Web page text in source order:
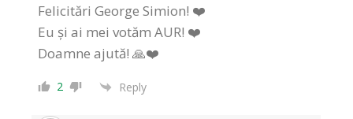
Felicitări George Simion! ❤️
Eu și ai mei votăm AUR! ❤️
Doamne ajută! 🙏❤️
2 Reply